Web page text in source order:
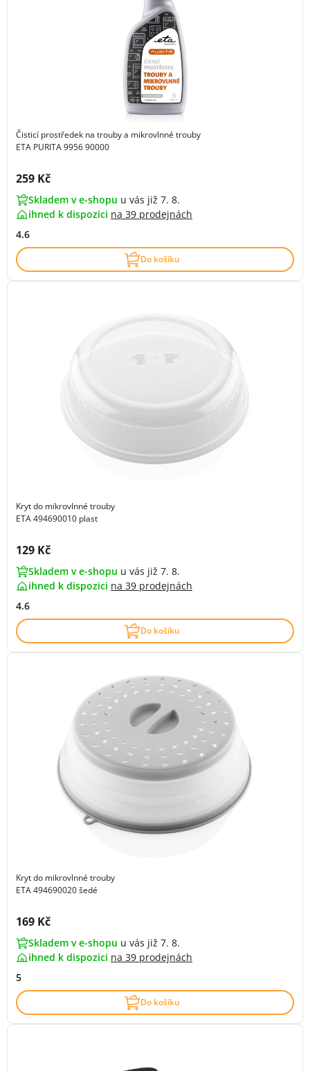
Čisticí prostředek na trouby a mikrovlnné trouby
ETA PURITA 9956 90000
Cena s DPH:
259 Kč
Skladem v e-shopu u vás již 7. 8.
ihned k dispozici na 39 prodejnách
4.6
Do košíku
Kryt do mikrovlnné trouby
ETA 494690010 plast
Cena s DPH:
129 Kč
Skladem v e-shopu u vás již 7. 8.
ihned k dispozici na 39 prodejnách
4.6
Do košíku
Kryt do mikrovlnné trouby
ETA 494690020 šedé
Cena s DPH:
169 Kč
Skladem v e-shopu u vás již 7. 8.
ihned k dispozici na 39 prodejnách
5
Do košíku